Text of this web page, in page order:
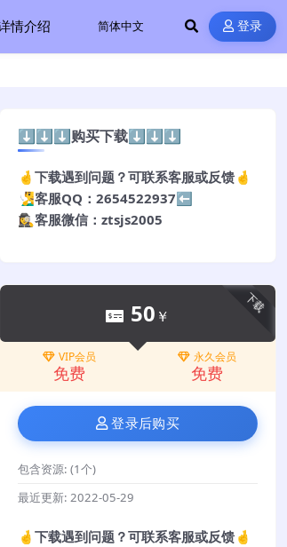
情介绍 登录
⬇️⬇️⬇️购买下载⬇️⬇️⬇️
🤞下载遇到问题？可联系客服或反馈🤞
🧏‍♂️客服QQ：2654522937⬅️
🕵️‍♀️客服微信：ztsjs2005
下载
50 ￥
VIP会员
免费
永久会员
免费
登录后购买
包含资源: (1个)
最近更新: 2022-05-29
🤞下载遇到问题？可联系客服或反馈🤞